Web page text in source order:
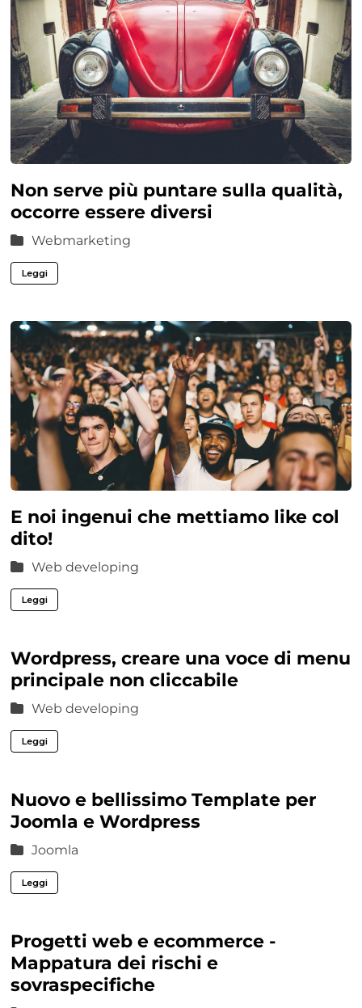
Non serve più puntare sulla qualità,
occorre essere diversi
Webmarketing
Leggi
E noi ingenui che mettiamo like col
dito!
Web developing
Leggi
Wordpress, creare una voce di menu
principale non cliccabile
Web developing
Leggi
Nuovo e bellissimo Template per
Joomla e Wordpress
Joomla
Leggi
Progetti web e ecommerce -
Mappatura dei rischi e
sovraspecifiche